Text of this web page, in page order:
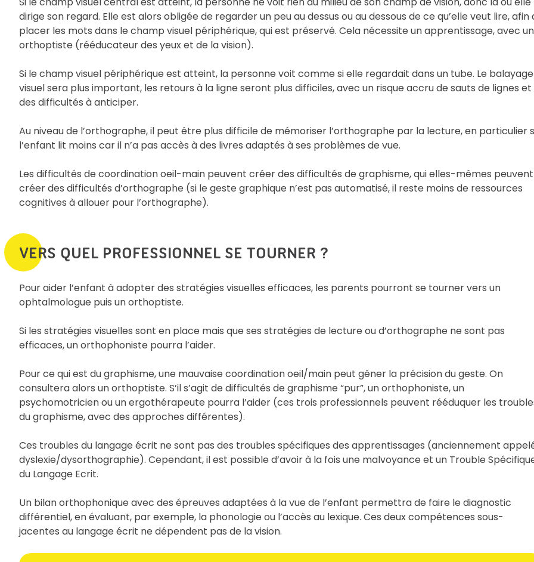
dirige son regard. Elle est alors obligée de regarder un peu au dessus ou au dessous de ce qu’elle veut lire, afin
placer les mots dans le champ visuel périphérique, qui est préservé. Cela nécessite un apprentissage, avec un
orthoptiste (rééducateur des yeux et de la vision).
Si le champ visuel périphérique est atteint, la personne voit comme si elle regardait dans un tube. Le balayage
visuel sera plus important, les retours à la ligne seront plus difficiles, avec un risque accru de sauts de lignes et
des difficultés à anticiper.
Au niveau de l’orthographe, il peut être plus difficile de mémoriser l’orthographe par la lecture, en particulier
l’enfant lit moins car il n’a pas accès à des livres adaptés à ses problèmes de vue.
Les difficultés de coordination oeil-main peuvent créer des difficultés de graphisme, qui elles-mêmes peuvent
créer des difficultés d’orthographe (si le geste graphique n’est pas automatisé, il reste moins de ressources
cognitives à allouer pour l’orthographe).
VERS QUEL PROFESSIONNEL SE TOURNER ?
Pour aider l’enfant à adopter des stratégies visuelles efficaces, les parents pourront se tourner vers un
ophtalmologue puis un orthoptiste.
Si les stratégies visuelles sont en place mais que ses stratégies de lecture ou d’orthographe ne sont pas
efficaces, un orthophoniste pourra l’aider.
Pour ce qui est du graphisme, une mauvaise coordination oeil/main peut gêner la précision du geste. On
consultera alors un orthoptiste. S’il s’agit de difficultés de graphisme “pur”, un orthophoniste, un
psychomotricien ou un ergothérapeute pourra l’aider (ces trois professionnels peuvent rééduquer les
du graphisme, avec des approches différentes).
Ces troubles du langage écrit ne sont pas des troubles spécifiques des apprentissages (anciennement
dyslexie/dysorthographie). Cependant, il est possible d’avoir à la fois une malvoyance et un Trouble
du Langage Ecrit.
Un bilan orthophonique avec des épreuves adaptées à la vue de l’enfant permettra de faire le diagnostic
différentiel, en évaluant, par exemple, la phonologie ou l’accès au lexique. Ces deux compétences sous-
jacentes au langage écrit ne dépendent pas de la vision.